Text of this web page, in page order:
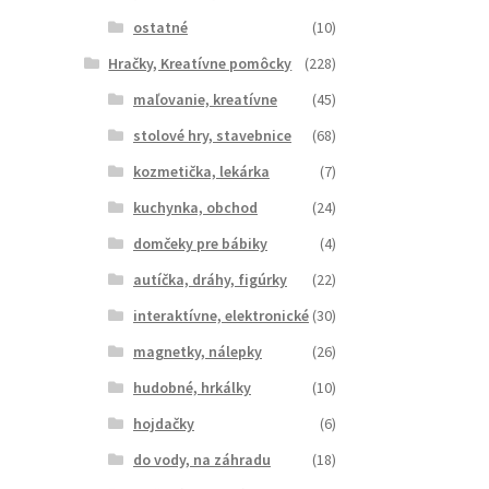
ostatné
(10)
Hračky, Kreatívne pomôcky
(228)
maľovanie, kreatívne
(45)
stolové hry, stavebnice
(68)
kozmetička, lekárka
(7)
kuchynka, obchod
(24)
domčeky pre bábiky
(4)
autíčka, dráhy, figúrky
(22)
interaktívne, elektronické (30)
magnetky, nálepky
(26)
hudobné, hrkálky
(10)
hojdačky
(6)
do vody, na záhradu
(18)